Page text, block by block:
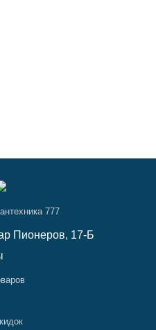
777
Пионеров, 17-Б